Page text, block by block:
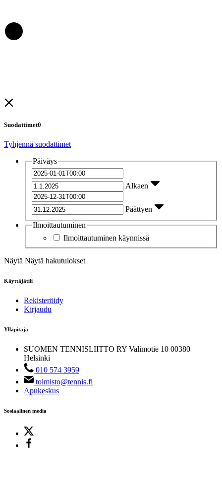
Suodattimet0
Tyhjennä suodattimet
Päiväys
Alkaen
Päättyen
Ilmoittautuminen
Ilmoittautuminen käynnissä
Näytä Näytä hakutulokset
Käyttäjätili
Rekisteröidy
Kirjaudu
Ylläpitäjä
SUOMEN TENNISLIITTO RY Valimotie 10 00380
Helsinki
010 574 3959
toimisto@tennis.fi
Apukeskus
Sosiaalinen media